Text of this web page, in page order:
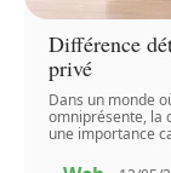
Différence
privé
Dans un monde
omniprésente, la
une importance